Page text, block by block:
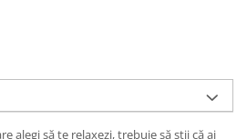
alegi să te relaxezi, trebuie să știi că ai